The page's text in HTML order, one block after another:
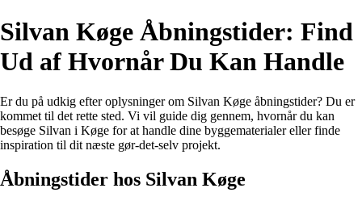
Silvan Køge Åbningstider: Find
Ud af Hvornår Du Kan Handle
Er du på udkig efter oplysninger om Silvan Køge åbningstider? Du er
kommet til det rette sted. Vi vil guide dig gennem, hvornår du kan
besøge Silvan i Køge for at handle dine byggematerialer eller finde
inspiration til dit næste gør-det-selv projekt.
Åbningstider hos Silvan Køge